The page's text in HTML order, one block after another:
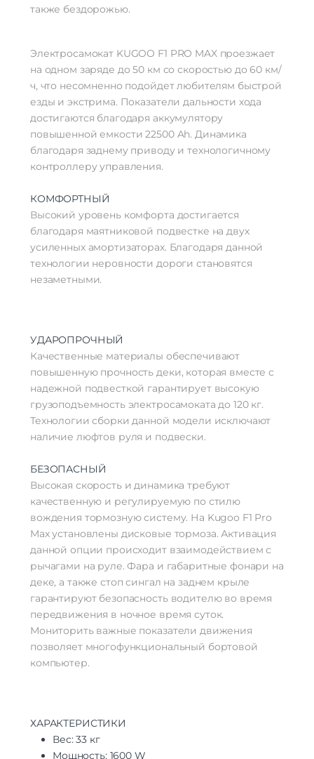
также бездорожью.
Электросамокат KUGOO F1 PRO MAX проезжает
на одном заряде до 50 км со скоростью до 60 км/
ч, что несомненно подойдет любителям быстрой
езды и экстрима. Показатели дальности хода
достигаются благодаря аккумулятору
повышенной емкости 22500 Ah. Динамика
благодаря заднему приводу и технологичному
контроллеру управления.
КОМФОРТНЫЙ
Высокий уровень комфорта достигается
благодаря маятниковой подвестке на двух
усиленных амортизаторах. Благодаря данной
технологии неровности дороги становятся
незаметными.
УДАРОПРОЧНЫЙ
Качественные материалы обеспечивают
повышенную прочность деки, которая вместе с
надежной подвесткой гарантирует высокую
грузоподъемность электросамоката до 120 кг.
Технологии сборки данной модели исключают
наличие люфтов руля и подвески.
БЕЗОПАСНЫЙ
Высокая скорость и динамика требуют
качественную и регулируемую по стилю
вождения тормозную систему. На Kugoo F1 Pro
Max установлены дисковые тормоза. Активация
данной опции происходит взаимодействием с
рычагами на руле. Фара и габаритные фонари на
деке, а также стоп сингал на заднем крыле
гарантируют безопасность водителю во время
передвижения в ночное время суток.
Мониторить важные показатели движения
позволяет многофункциональный бортовой
компьютер.
ХАРАКТЕРИСТИКИ
Вес: 33 кг
Мощность: 1600 W